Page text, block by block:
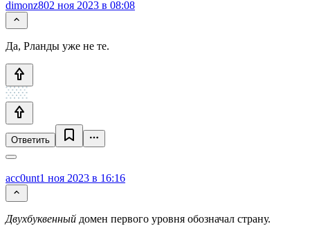
dimonz802 ноя 2023 в 08:08
Да, Рланды уже не те.
Ответить
acc0unt1 ноя 2023 в 16:16
Двухбуквенный домен первого уровня обозначал страну.